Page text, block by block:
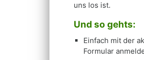
uns los ist.
Und so gehts:
Einfach mit der
Formular